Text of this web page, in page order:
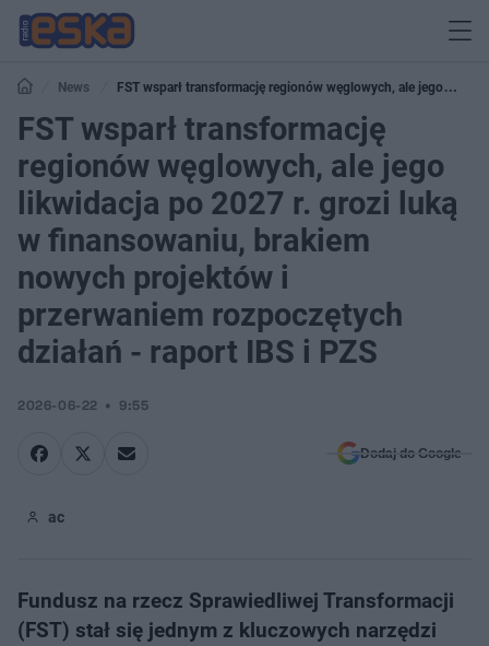
News
FST wsparł transformację regionów węglowych, ale jego
likwidacja po 2027 r. grozi luką w finansowaniu, brakiem nowych projektów i
przerwaniem rozpoczętych działań - raport IBS i PZS
FST wsparł transformację
regionów węglowych, ale jego
likwidacja po 2027 r. grozi luką
w finansowaniu, brakiem
nowych projektów i
przerwaniem rozpoczętych
działań - raport IBS i PZS
2026-06-22 9:55
Dodaj do Google
ac
Fundusz na rzecz Sprawiedliwej Transformacji
(FST) stał się jednym z kluczowych narzędzi